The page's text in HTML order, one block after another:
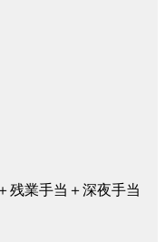
残業手当＋深夜手当